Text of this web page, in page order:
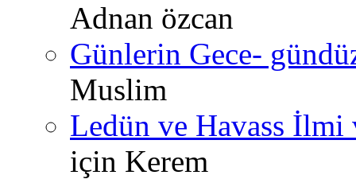
Adnan özcan
Günlerin Gece-
Muslim
Ledün ve Havass İlmi
için Kerem